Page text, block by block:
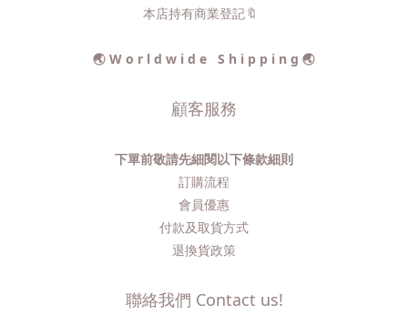
本店持有商業登記🔖
🌏 W o r l d w i d e S h i p p i n g 🌏
顧客服務
下單前敬請先細閱以下條款細則
訂購流程​
會員優惠
付款及取貨方式
退換貨政策
聯絡我們 Contact us!